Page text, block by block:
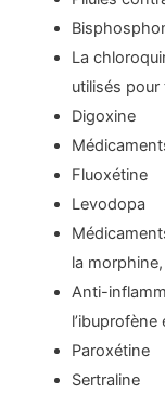
La
utilisés pour
Digoxine
Fluoxétine
Levodopa
la
Anti-
Paroxétine
Sertraline